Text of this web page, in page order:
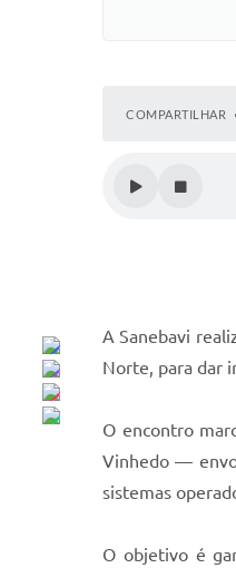
COMPARTILHAR
A Sanebavi
Norte, para dar
O encontro
Vinhedo —
sistemas
O objetivo é